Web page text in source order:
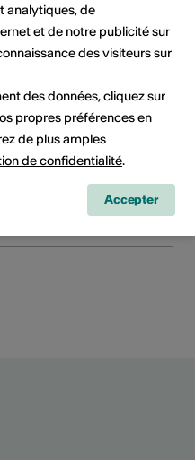
analytiques, de
et de notre publicité sur
des visiteurs sur
des données, cliquez sur
propres préférences en
de plus amples
de confidentialité.
Accepter